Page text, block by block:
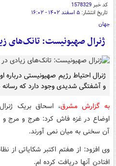
کد خبر1578329
تاریخ انتشار: ۵ اسفند ۱۴۰۲ - ۱۶:۰۲
جهان
ژنرال صهیونیست: تانک‌های
ژنرال احتیاط رژیم صهیونیستی
و آشفتگی شدیدی وجود دارد که رسانه
به گزارش مشرق، اسحاق بریک
اوضاع در غزه فاش کرد: هرج و مرج و
آن سخنی به میان نمی آورند.
وی افزود: از هفتم اکتبر شکایاتی از
افتادن آنها دریافت کرده ام.